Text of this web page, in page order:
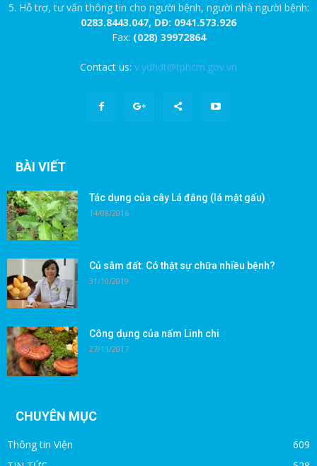
5. Hỗ trợ, tư vấn thông tin cho người bệnh, người nhà người bệnh:
0283.8443.047, DĐ: 0941.573.926
Fax: (028) 39972864
Contact us: v.ydhdt@tphcm.gov.vn
BÀI VIẾT
Tác dụng của cây Lá đắng (lá mật gấu)
14/08/2016
Củ sâm đất: Có thật sự chữa nhiều bệnh?
31/10/2019
Công dụng của nấm Linh chi
27/11/2017
CHUYÊN MỤC
Thông tin Viện
609